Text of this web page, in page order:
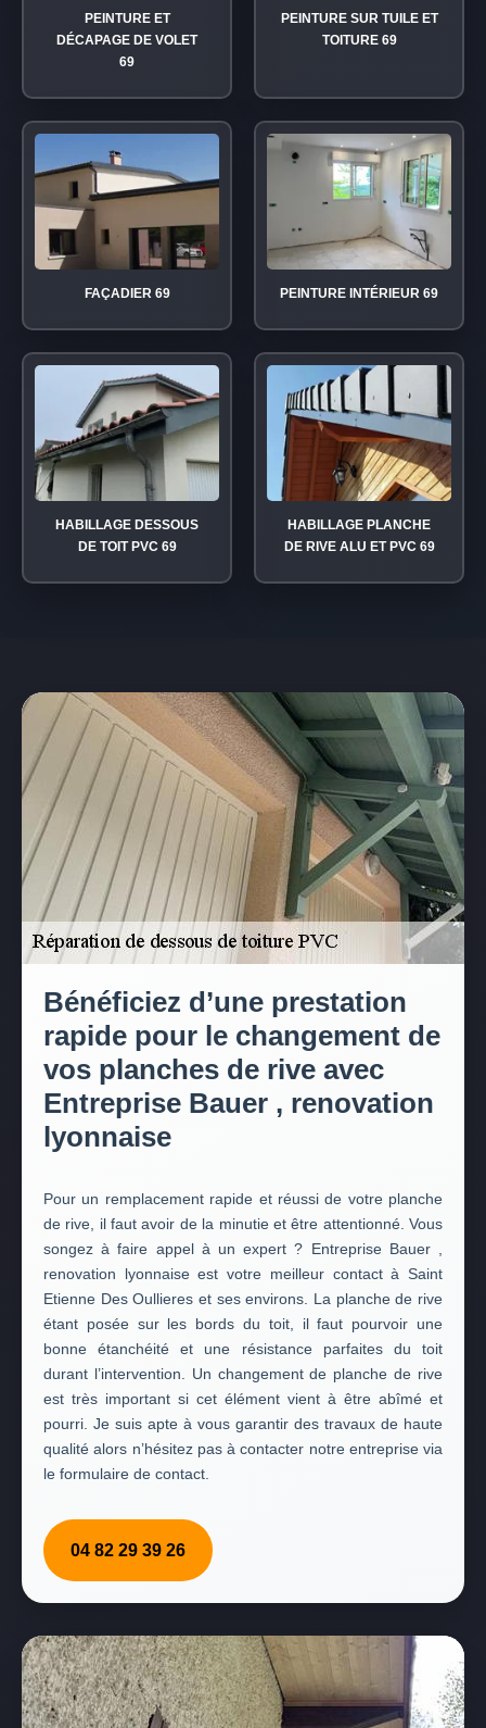
PEINTURE ET
DÉCAPAGE DE VOLET
69
PEINTURE SUR TUILE ET
TOITURE 69
FAÇADIER 69 PEINTURE INTÉRIEUR 69
HABILLAGE DESSOUS
DE TOIT PVC 69
HABILLAGE PLANCHE
DE RIVE ALU ET PVC 69
Bénéficiez d’une prestation
rapide pour le changement de
vos planches de rive avec
Entreprise Bauer , renovation
lyonnaise
Pour un remplacement rapide et réussi de votre planche
de rive, il faut avoir de la minutie et être attentionné. Vous
songez à faire appel à un expert ? Entreprise Bauer ,
renovation lyonnaise est votre meilleur contact à Saint
Etienne Des Oullieres et ses environs. La planche de rive
étant posée sur les bords du toit, il faut pourvoir une
bonne étanchéité et une résistance parfaites du toit
durant l’intervention. Un changement de planche de rive
est très important si cet élément vient à être abîmé et
pourri. Je suis apte à vous garantir des travaux de haute
qualité alors n’hésitez pas à contacter notre entreprise via
le formulaire de contact.
04 82 29 39 26